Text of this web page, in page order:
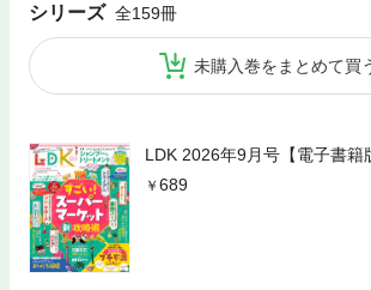
シリーズ 全159冊
未購入巻をまとめて買
LDK 2026年9月号【電子書籍
689